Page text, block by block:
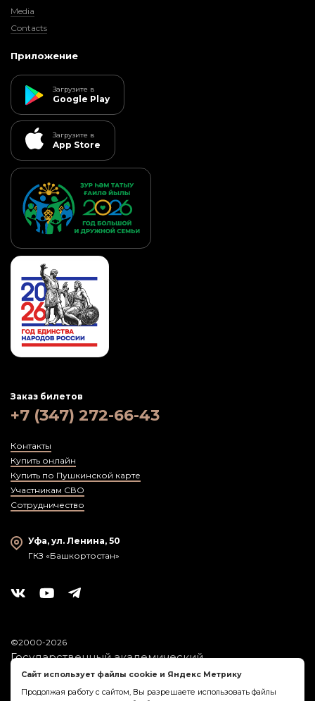
Media
Contacts
Приложение
Загрузите в
Google Play
Загрузите в
App Store
Заказ билетов
+7 (347) 272-66-43
Контакты
Купить онлайн
Купить по Пушкинской карте
Участникам СВО
Сотрудничество
Уфа, ул. Ленина, 50
ГКЗ «Башкортостан»
©2000-2026
Государственный академический
симфонический оркестр
Республики Башкортостан
Сайт использует файлы cookie и Яндекс Метрику
Продолжая работу с сайтом, Вы разрешаете использовать файлы